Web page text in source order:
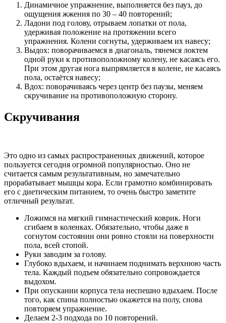
Динамичное упражнение, выполняется без пауз, до
ощущения жжения по 30 – 40 повторений;
Ладони под голову, отрываем лопатки от пола,
удерживая положение на протяжении всего
упражнения. Колени согнуты, удерживаем их навесу;
Выдох: поворачиваемся в диагональ, тянемся локтем
одной руки к противоположному колену, не касаясь его.
При этом другая нога выпрямляется в колене, не касаясь
пола, остаётся навесу;
Вдох: поворачиваясь через центр без паузы, меняем
скручивание на противоположную сторону.
Скручивания
Это одно из самых распространенных движений, которое
пользуется сегодня огромной популярностью. Оно не
считается самым результативным, но замечательно
прорабатывает мышцы кора. Если грамотно комбинировать
его с диетическим питанием, то очень быстро заметите
отличный результат.
Ложимся на мягкий гимнастический коврик. Ноги
сгибаем в коленках. Обязательно, чтобы даже в
согнутом состоянии они ровно стояли на поверхности
пола, всей стопой.
Руки заводим за голову.
Глубоко вдыхаем, и начинаем поднимать верхнюю часть
тела. Каждый подъем обязательно сопровождается
выдохом.
При опускании корпуса тела неспешно вдыхаем. После
того, как спина полностью окажется на полу, снова
повторяем упражнение.
Делаем 2-3 подхода по 10 повторений.